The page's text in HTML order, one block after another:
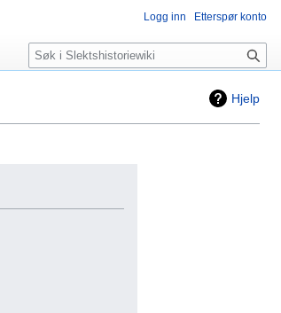
Hjelp
Logg inn Etterspør konto
Søk